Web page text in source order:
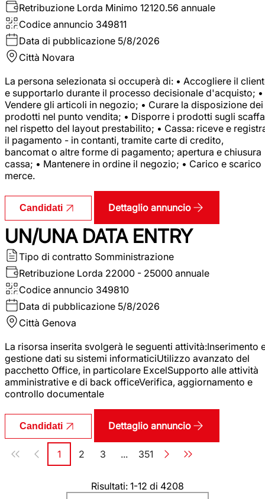
Retribuzione Lorda Minimo 12120.56 annuale
Codice annuncio 349811
Data di pubblicazione 5/8/2026
Città Novara
La persona selezionata si occuperà di: • Accogliere il
e supportarlo durante il processo decisionale d'acquisto; •
Vendere gli articoli in negozio; • Curare la disposizione dei
prodotti nel punto vendita; • Disporre i prodotti sugli
nel rispetto del layout prestabilito; • Cassa: riceve e
il pagamento - in contanti, tramite carte di credito,
bancomat o altre forme di pagamento; apertura e chiusura
cassa; • Mantenere in ordine il negozio; • Carico e scarico
merce.
Candidati Dettaglio annuncio
UN/UNA DATA ENTRY
Tipo di contratto Somministrazione
Retribuzione Lorda 22000 - 25000 annuale
Codice annuncio 349810
Data di pubblicazione 5/8/2026
Città Genova
La risorsa inserita svolgerà le seguenti attività:Inserimento
gestione dati su sistemi informaticiUtilizzo avanzato del
pacchetto Office, in particolare ExcelSupporto alle attività
amministrative e di back officeVerifica, aggiornamento e
controllo documentale
Candidati Dettaglio annuncio
Paginazione
Pagina
1 Pagina
2 Pagina
3 ... Pagina
351
Risultati: 1-12 di 4208